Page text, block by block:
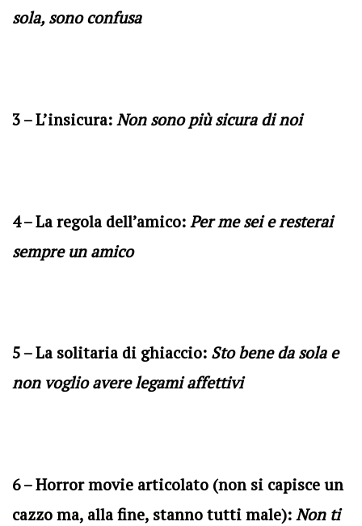
sola, sono confusa
3 – L’insicura:Non sono più sicura di noi
4 – La regola dell’amico:Per me sei e resterai
sempre un amico
5 – La solitaria di ghiaccio: Sto bene da sola e
non voglio avere legami affettivi
6 – Horror movie articolato (non si capisce un
cazzo ma, alla fine, stanno tutti male):Non ti